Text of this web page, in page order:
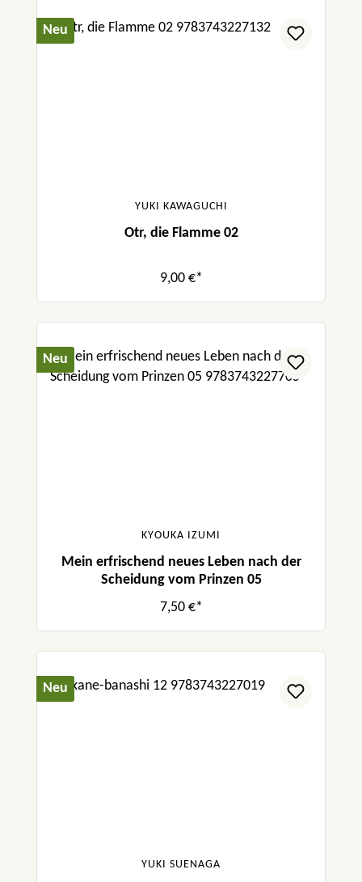
Neu
YUKI KAWAGUCHI
Otr, die Flamme 02
9,00 €*
Neu
KYOUKA IZUMI
Mein erfrischend neues Leben nach der
Scheidung vom Prinzen 05
7,50 €*
Neu
YUKI SUENAGA